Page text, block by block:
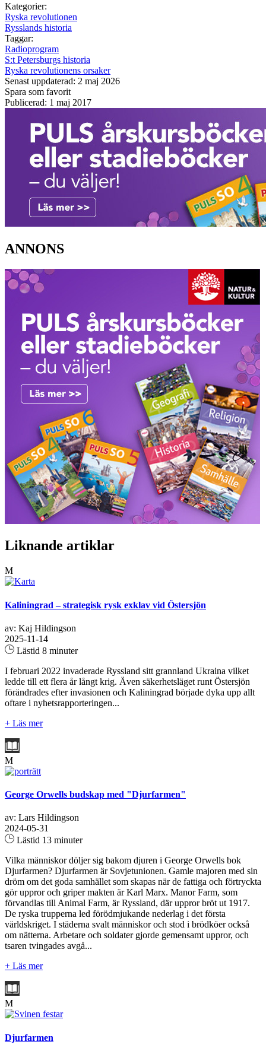
Kategorier:
Ryska revolutionen
Rysslands historia
Taggar:
Radioprogram
S:t Petersburgs historia
Ryska revolutionens orsaker
Senast uppdaterad: 2 maj 2026
Spara som favorit
Publicerad: 1 maj 2017
ANNONS
Liknande artiklar
M
Kaliningrad – strategisk rysk exklav vid Östersjön
av: Kaj Hildingson
2025-11-14
Lästid 8 minuter
I februari 2022 invaderade Ryssland sitt grannland Ukraina vilket
ledde till ett flera år långt krig. Även säkerhetsläget runt Östersjön
förändrades efter invasionen och Kaliningrad började dyka upp allt
oftare i nyhetsrapporteringen...
+ Läs mer
M
George Orwells budskap med "Djurfarmen"
av: Lars Hildingson
2024-05-31
Lästid 13 minuter
Vilka människor döljer sig bakom djuren i George Orwells bok
Djurfarmen? Djurfarmen är Sovjetunionen. Gamle majoren med sin
dröm om det goda samhället som skapas när de fattiga och förtryckta
gör uppror och griper makten är Karl Marx. Manor Farm, som
förvandlas till Animal Farm, är Ryssland, där uppror bröt ut 1917.
De ryska trupperna led förödmjukande nederlag i det första
världskriget. I städerna svalt människor och stod i brödköer också
om nätterna. Arbetare och soldater gjorde gemensamt uppror, och
tsaren tvingades avgå...
+ Läs mer
M
Djurfarmen